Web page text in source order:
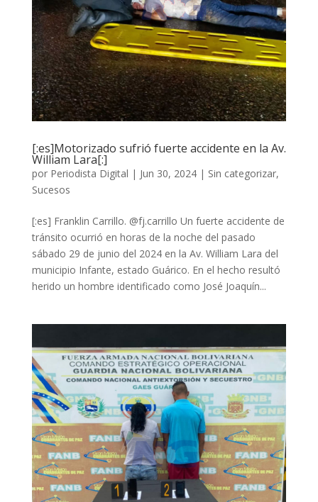
[:es]Motorizado sufrió fuerte accidente en la Av.
William Lara[:]
por Periodista Digital | Jun 30, 2024| Sin categorizar,
Sucesos
[:es] Franklin Carrillo. @fj.carrillo Un fuerte accidente de
tránsito ocurrió en horas de la noche del pasado
sábado 29 de junio del 2024 en la Av. William Lara del
municipio Infante, estado Guárico. En el hecho resultó
herido un hombre identificado como José Joaquín...